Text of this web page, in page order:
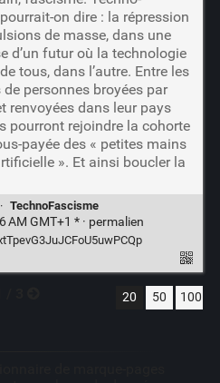
on dire : la répression
de masse, dans une
d’un futur où la technologie
tous, dans l’autre. Entre les
personnes broyées par
renvoyées dans leur pays
pourront rejoindre la cohorte
payée des « petites mains
». Et ainsi boucler la
· TechnoFascisme
GMT+1 * · permalien
20 50 100